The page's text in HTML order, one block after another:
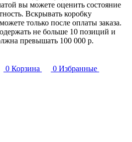
вы можете оценить состояние
Вскрывать коробку
только после оплаты заказа.
не больше 10 позиций и
превышать 100 000 р.
0 Корзина 0 Избранные